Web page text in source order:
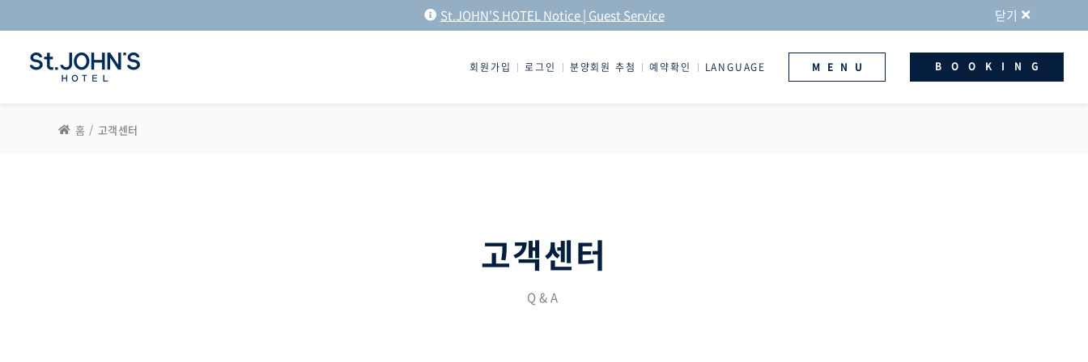
St.JOHN'S HOTEL Notice | Guest Service 닫기
회원가입 로그인 분양회원 추첨 예약확인 LANGUAGE MENU BOOKING
홈 고객센터
고객센터
Q&A